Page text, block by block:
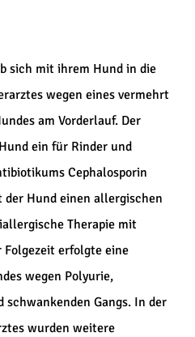
sich mit ihrem Hund in die
wegen eines vermehrt
am Vorderlauf. Der
ein für Rinder und
Cephalosporin
Hund einen allergischen
Therapie mit
erfolgte eine
wegen Polyurie,
schwankenden Gangs. In der
wurden weitere